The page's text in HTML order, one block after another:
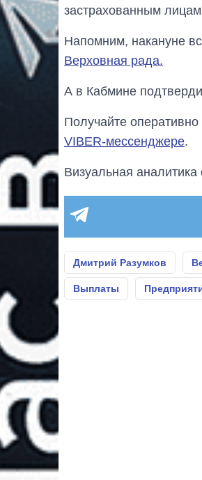
застрахованным
Напомним, накануне
Верховная рада.
А в Кабмине
Получайте
VIBER-мессенджере.
Визуальная
Дмитрий Разумков
Выплаты